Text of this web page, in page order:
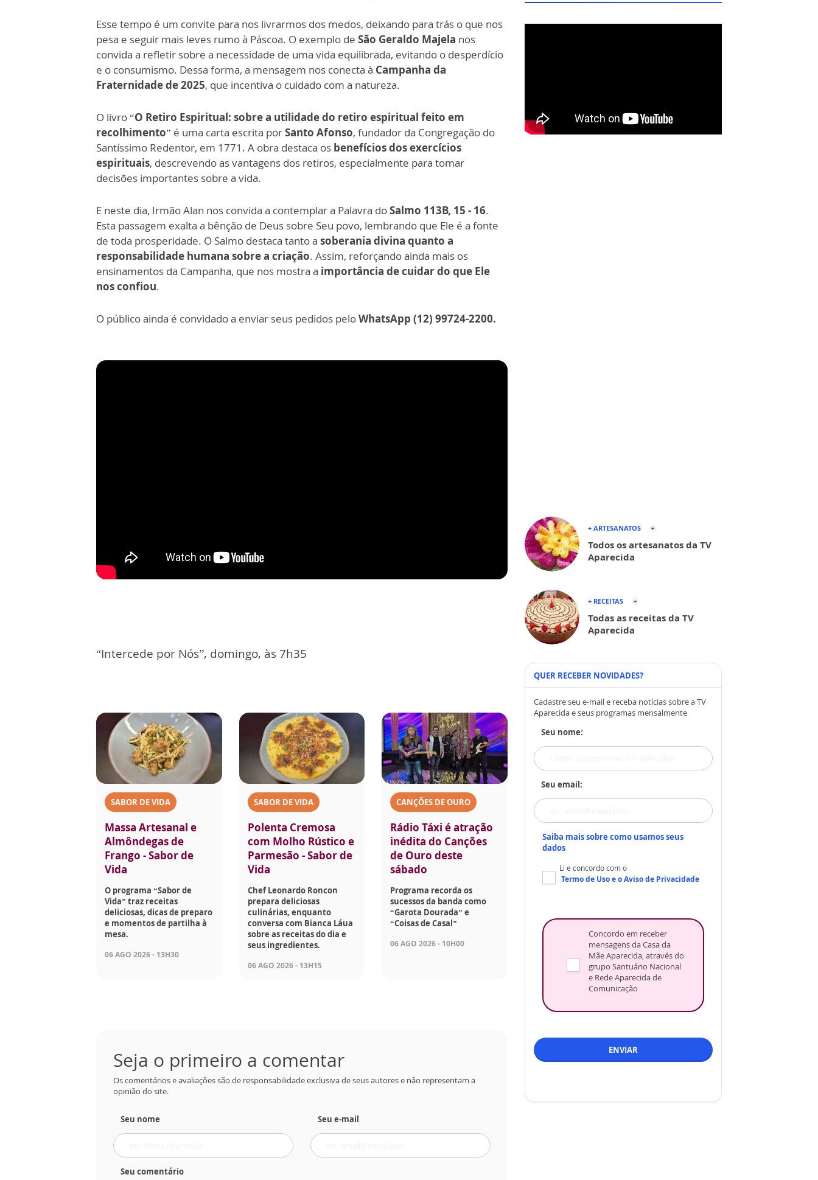
Esse tempo é um convite para nos livrarmos dos medos, deixando para trás o que nos
pesa e seguir mais leves rumo à Páscoa. O exemplo de São Geraldo Majela nos
convida a refletir sobre a necessidade de uma vida equilibrada, evitando o desperdício
e o consumismo. Dessa forma, a mensagem nos conecta à Campanha da
Fraternidade de 2025, que incentiva o cuidado com a natureza.
O livro “O Retiro Espiritual: sobre a utilidade do retiro espiritual feito em
recolhimento” é uma carta escrita porSanto Afonso, fundador da Congregação do
Santíssimo Redentor, em 1771. A obra destaca os benefícios dos exercícios
espirituais, descrevendo as vantagens dos retiros, especialmente para tomar
decisões importantes sobre a vida.
E neste dia, Irmão Alan nos convida a contemplar a Palavra doSalmo 113B, 15 - 16.
Esta passagem exalta a bênção de Deus sobre Seu povo, lembrando que Ele é a fonte
de toda prosperidade. O Salmo destaca tanto a soberania divina quanto a
responsabilidade humana sobre a criação. Assim, reforçando ainda mais os
ensinamentos da Campanha, que nos mostra a importância de cuidar do que Ele
nos confiou.
O público ainda é convidado a enviar seus pedidos peloWhatsApp (12) 99724-2200.
“Intercede por Nós”, domingo, às 7h35
SABOR DE VIDA
Massa Artesanal e
Almôndegas de
Frango - Sabor de
Vida
O programa “Sabor de
Vida” traz receitas
deliciosas, dicas de preparo
e momentos de partilha à
mesa.
06 AGO 2026 - 13H30
SABOR DE VIDA
Polenta Cremosa
com Molho Rústico e
Parmesão - Sabor de
Vida
Chef Leonardo Roncon
prepara deliciosas
culinárias, enquanto
conversa com Bianca Láua
sobre as receitas do dia e
seus ingredientes.
06 AGO 2026 - 13H15
CANÇÕES DE OURO
Rádio Táxi é atração
inédita do Canções
de Ouro deste
sábado
Programa recorda os
sucessos da banda como
“Garota Dourada” e
“Coisas de Casal”
06 AGO 2026 - 10H00
Seja o primeiro a comentar
Os comentários e avaliações são de responsabilidade exclusiva de seus autores e não representam a
opinião do site.
Seu nome Seu e-mail
Seu comentário
+ ARTESANATOS
Todos os artesanatos da TV
Aparecida
+ RECEITAS
Todas as receitas da TV
Aparecida
QUER RECEBER NOVIDADES?
Cadastre seu e-mail e receba notícias sobre a TV
Aparecida e seus programas mensalmente
Seu nome:
Seu email:
Saiba mais sobre como usamos seus
dados
Li e concordo com o
Termo de Usoe oAviso de Privacidade
Concordo em receber
mensagens da Casa da
Mãe Aparecida, através do
grupo Santuário Nacional
e Rede Aparecida de
Comunicação
ENVIAR